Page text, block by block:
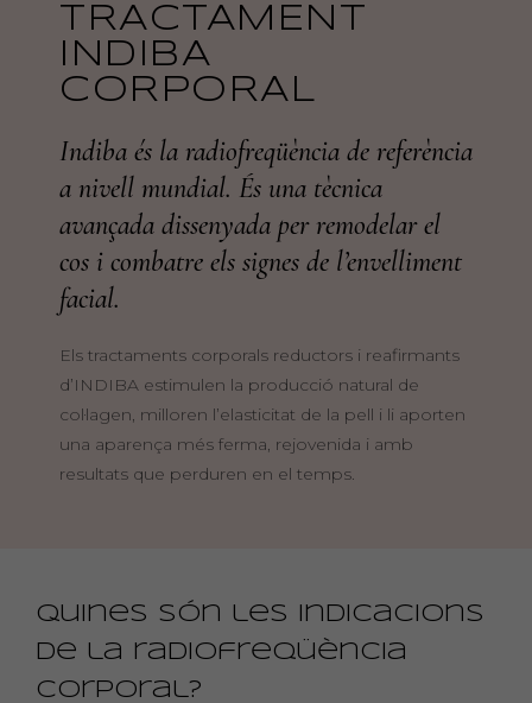
TRACTAMENT
INDIBA
CORPORAL
Indiba és la radiofreqüència de referència
a nivell mundial. És una tècnica
avançada dissenyada per remodelar el
cos i combatre els signes de l’envelliment
facial.
Els tractaments corporals reductors i reafirmants
d’INDIBA estimulen la producció natural de
col·lagen, milloren l’elasticitat de la pell i li aporten
una aparença més ferma, rejovenida i amb
resultats que perduren en el temps.
Quines són les indicacions
de la radiofreqüència
corporal?